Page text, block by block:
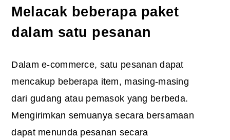
Melacak beberapa paket
dalam satu pesanan
Dalam e-commerce, satu pesanan dapat
mencakup beberapa item, masing-masing
dari gudang atau pemasok yang berbeda.
Mengirimkan semuanya secara bersamaan
dapat menunda pesanan secara